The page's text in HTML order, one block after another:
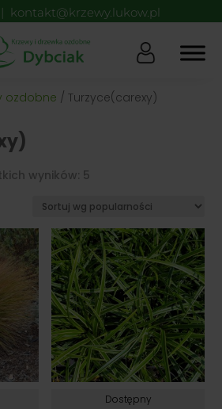
| kontakt@krzewy.lukow.pl
ozdobne / Turzyce(carexy)
wyników: 5Posortowane
popularności
Dostępny